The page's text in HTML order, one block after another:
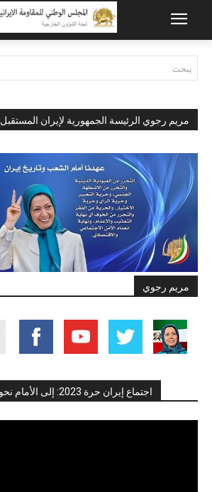
يبحث
مريم رجوي الرئيسة الجمهورية لإيران المستقبل
مريم رجوي
اجتماع إيران حرة 2023: إلى الأمام نحو جمهورية ديمقراطية